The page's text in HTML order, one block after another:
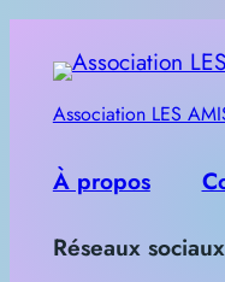
Association LES
À propos
Réseaux sociaux